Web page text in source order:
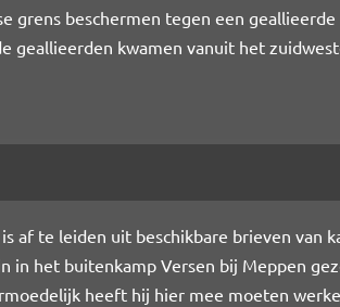
grens beschermen tegen een geallieerde
geallieerden kwamen vanuit het
af te leiden uit beschikbare brieven van
het buitenkamp Versen bij Meppen
heeft hij hier mee moeten